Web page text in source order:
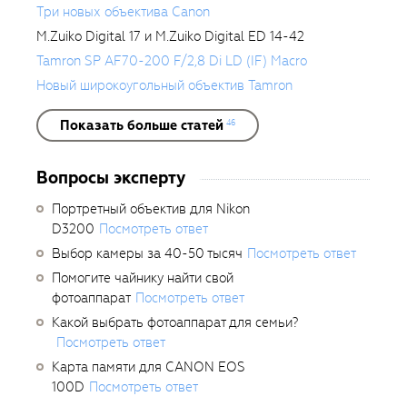
Три новых объектива Canon
M.Zuiko Digital 17 и M.Zuiko Digital ED 14-42
Tamron SP AF70-200 F/2,8 Di LD (IF) Macro
Новый широкоугольный объектив Tamron
Показать больше статей 46
Вопросы эксперту
Портретный объектив для Nikon
D3200 Посмотреть ответ
Выбор камеры за 40-50 тысяч Посмотреть ответ
Помогите чайнику найти свой
фотоаппарат Посмотреть ответ
Какой выбрать фотоаппарат для семьи?
Посмотреть ответ
Карта памяти для CANON EOS
100D Посмотреть ответ